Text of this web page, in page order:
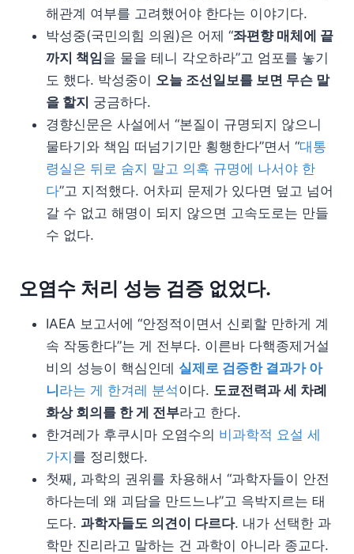
해관계 여부를 고려했어야 한다는 이야기다.
박성중(국민의힘 의원)은 어제 “좌편향 매체에 끝
까지 책임을 물을 테니 각오하라”고 엄포를 놓기
도 했다. 박성중이 오늘 조선일보를 보면 무슨 말
을 할지 궁금하다.
경향신문은 사설에서 “본질이 규명되지 않으니
물타기와 책임 떠넘기기만 횡행한다”면서 “대통
령실은 뒤로 숨지 말고 의혹 규명에 나서야 한
다”고 지적했다. 어차피 문제가 있다면 덮고 넘어
갈 수 없고 해명이 되지 않으면 고속도로는 만들
수 없다.
오염수 처리 성능 검증 없었다.
IAEA 보고서에 “안정적이면서 신뢰할 만하게 계
속 작동한다”는 게 전부다. 이른바 다핵종제거설
비의 성능이 핵심인데 실제로 검증한 결과가 아
니 라는 게 한겨레 분석이다. 도쿄전력과 세 차례
화상 회의를 한 게 전부라고 한다.
한겨레가 후쿠시마 오염수의 비과학적 요설 세
가지 를 정리했다.
첫째, 과학의 권위를 차용해서 “과학자들이 안전
하다는데 왜 괴담을 만드느냐”고 윽박지르는 태
도다. 과학자들도 의견이 다르다. 내가 선택한 과
학만 진리라고 말하는 건 과학이 아니라 종교다.